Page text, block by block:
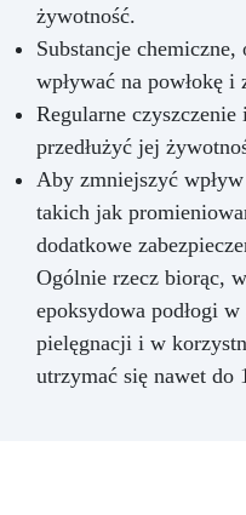
żywotność.
Substancje
wpływać na powłokę i
Regularne
przedłużyć jej
Aby zmniejszyć
takich jak
dodatkowe
Ogólnie rzecz biorąc,
epoksydowa podłogi
pielęgnacji i w
utrzymać się nawet do